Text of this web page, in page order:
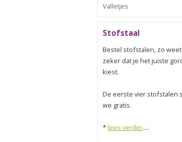
Valletjes
Stofstaal
Bestel stofstalen, zo
zeker dat je het juiste
kiest.
De eerste vier stofstalen
we gratis.
*lees verder....